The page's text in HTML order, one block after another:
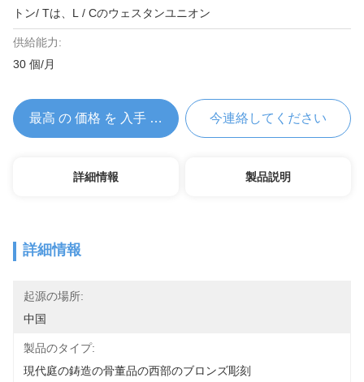
トン/ Tは、L / Cのウェスタンユニオン
供給能力:
30 個/月
最高 の 価格 を 入手 する 今連絡してください
詳細情報 製品説明
詳細情報
起源の場所:
中国
製品のタイプ:
現代庭の鋳造の骨董品の西部のブロンズ彫刻